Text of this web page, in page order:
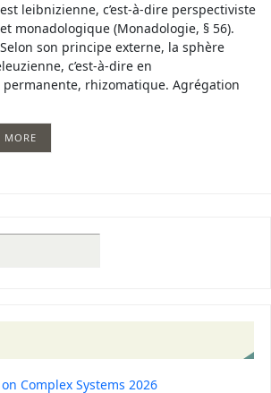
est leibnizienne, c’est-à-dire perspectiviste
et monadologique (Monadologie, § 56).
Selon son principe externe, la sphère
c’est-à-dire en
rhizomatique. Agrégation
MORE
Complex Systems 2026